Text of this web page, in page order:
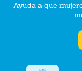
Ayuda a que